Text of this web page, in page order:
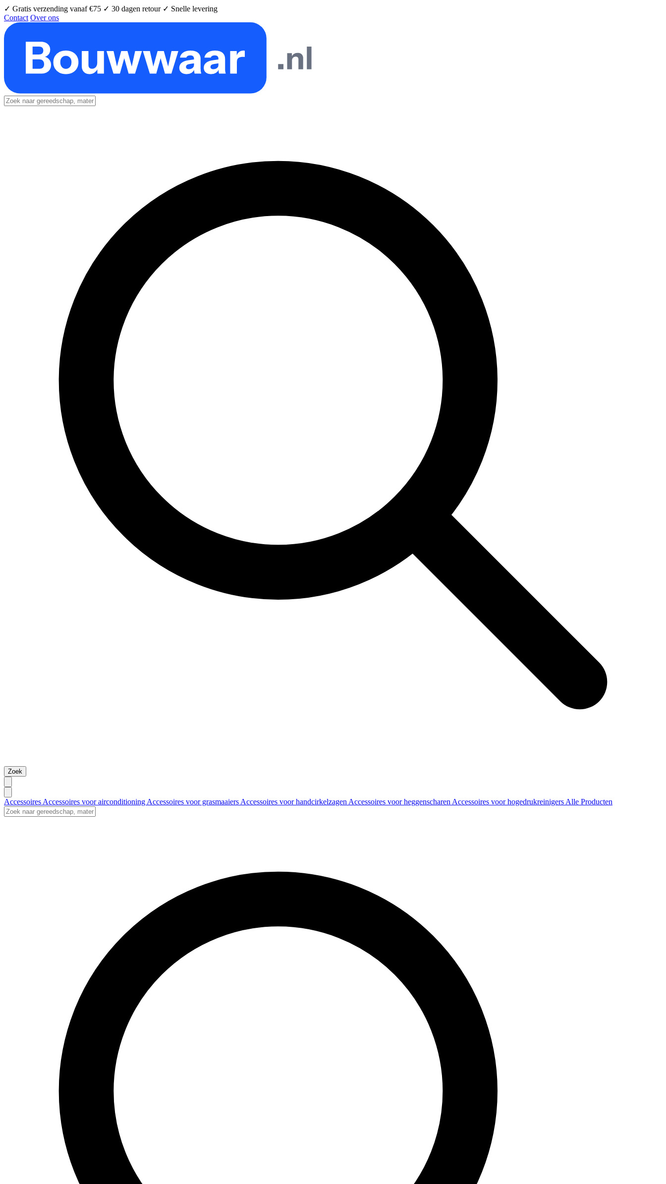
✓ Gratis verzending vanaf €75 ✓ 30 dagen retour ✓ Snelle levering
Contact Over ons
Zoek
Accessoires Accessoires voor airconditioning Accessoires voor grasmaaiers Accessoires voor handcirkelzagen Accessoires voor heggenscharen Accessoires voor hogedrukreinigers Alle Producten